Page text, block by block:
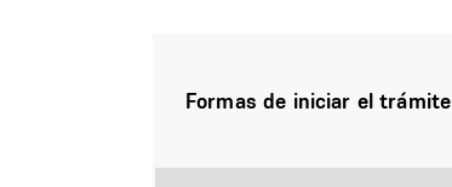
Formas de iniciar el trámite